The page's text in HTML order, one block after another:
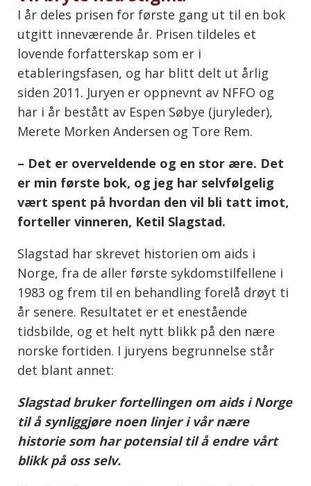
I år deles prisen for første gang ut til en bok
utgitt inneværende år. Prisen tildeles et
lovende forfatterskap som er i
etableringsfasen, og har blitt delt ut årlig
siden 2011. Juryen er oppnevnt av NFFO og
har i år bestått av Espen Søbye (juryleder),
Merete Morken Andersen og Tore Rem.
– Det er overveldende og en stor ære. Det
er min første bok, og jeg har selvfølgelig
vært spent på hvordan den vil bli tatt imot,
forteller vinneren, Ketil Slagstad.
Slagstad har skrevet historien om aids i
Norge, fra de aller første sykdomstilfellene i
1983 og frem til en behandling forelå drøyt ti
år senere. Resultatet er et enestående
tidsbilde, og et helt nytt blikk på den nære
norske fortiden. I juryens begrunnelse står
det blant annet:
Slagstad bruker fortellingen om aids i Norge
til å synliggjøre noen linjer i vår nære
historie som har potensial til å endre vårt
blikk på oss selv.